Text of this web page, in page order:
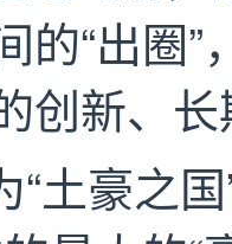
的“出圈
创新、
“土豪之